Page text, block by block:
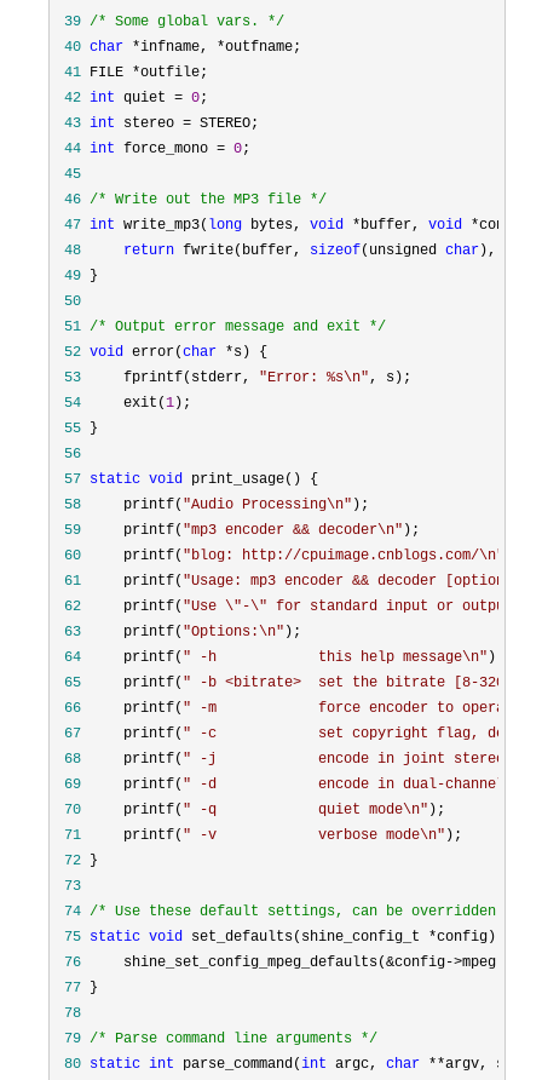
39 /* Some global vars. */
40 char *infname, *
41 FILE *
42 int quiet = 0
43 int stereo =
44 int force_mono = 0
45
46 /* Write out the MP3 file */
47 int write_mp3( long bytes, void *buffer, void *
48
return fwrite(buffer, sizeof(unsigned char ),
49
50
51 /* Output error message and exit */
52 void error(char *
53
     fprintf(stderr,
"Error: %s\n"
54
     exit(
1
55
56
57 static void
58
     printf(
"Audio Processing\n"
59
     printf(
"mp3 encoder && decoder\n"
60
     printf(
"blog: http://cpuimage.cnblogs.com/\n"
61
     printf(
"Usage: mp3 encoder && decoder
62
     printf(
"Use \"-\" for standard input or
63
     printf(
"Options:\n"
64
     printf(
" -h            this help message\n"
65
     printf(
" -b <bitrate>  set the bitrate [8-320],
66
     printf(
" -m            force encoder to operate in
67
     printf(
" -c            set copyright flag,
68
     printf(
" -j            encode in joint stereo
69
     printf(
" -d            encode in dual-channel
70
     printf(
" -q            quiet mode\n"
71
     printf(
" -v            verbose mode\n"
72
73
74 /* Use these default settings, can be overridden
75 static void set_defaults(shine_config_t *
76
     shine_set_config_mpeg_defaults(&config->
77
78
79 /* Parse command line arguments */
80 static int parse_command(int argc, char **argv,